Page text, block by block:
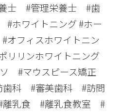
士 #管理栄養士 #歯
ホワイトニング #ホー
フィスホワイトニン
リンホワイトニング
ソ #マウスピース矯正
歯科 #審美歯科 #訪問
乳食 #離乳食教室 #